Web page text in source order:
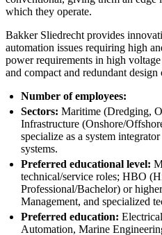
which they operate.
Bakker Sliedrecht provides
automation issues requiring high
power requirements in high
and compact and redundant design
Number of employees:
Sectors: Maritime (Dredging,
Infrastructure (Onshore/
specialize as a system
systems.
Preferred educational level:
technical/service roles; HBO
Professional/Bachelor) or
Management, and specialized
Preferred education:
Automation, Marine